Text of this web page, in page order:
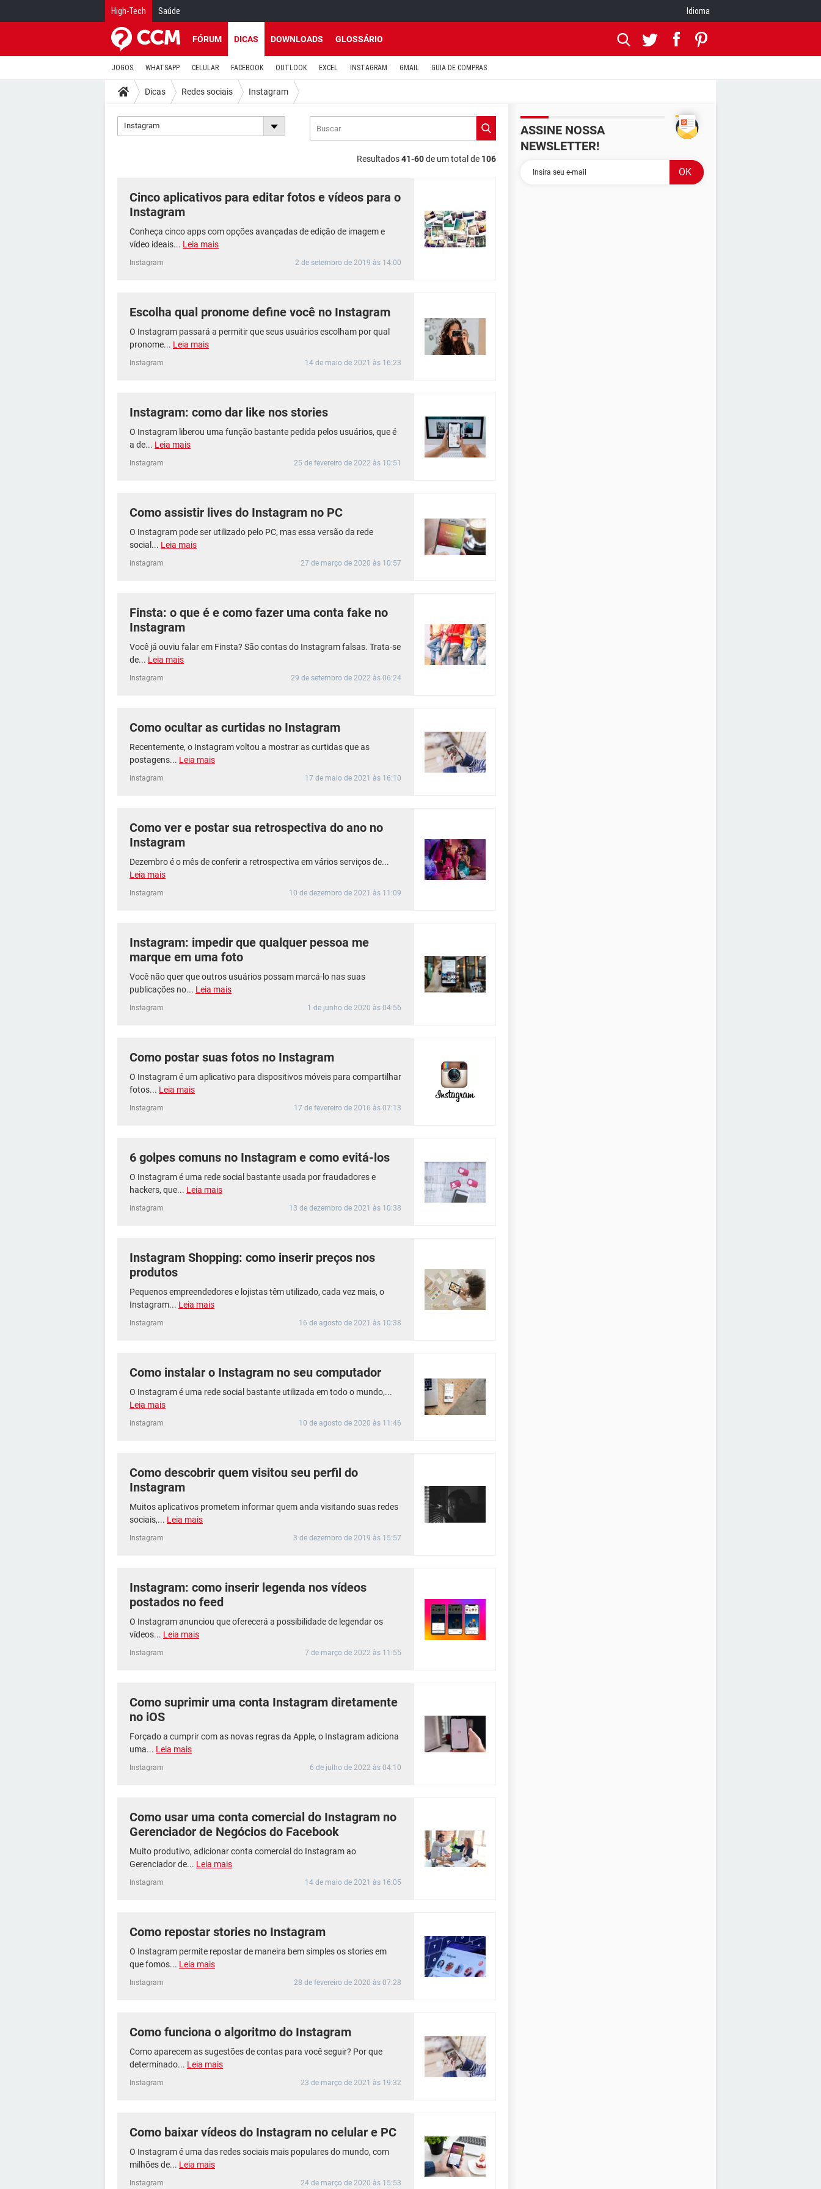
High-Tech Saúde Idioma
FÓRUM DICAS DOWNLOADS GLOSSÁRIO
JOGOS WHATSAPP CELULAR FACEBOOK OUTLOOK EXCEL INSTAGRAM GMAIL GUIA DE COMPRAS
Dicas Redes sociais Instagram
Instagram
Resultados41-60de um total de 106
Cinco aplicativos para editar fotos e vídeos para o
Instagram
Conheça cinco apps com opções avançadas de edição de imagem e
vídeo ideais... Leia mais
Instagram 2 de setembro de 2019 às 14:00
Escolha qual pronome define você no Instagram
O Instagram passará a permitir que seus usuários escolham por qual
pronome... Leia mais
Instagram 14 de maio de 2021 às 16:23
Instagram: como dar like nos stories
O Instagram liberou uma função bastante pedida pelos usuários, que é
a de... Leia mais
Instagram 25 de fevereiro de 2022 às 10:51
Como assistir lives do Instagram no PC
O Instagram pode ser utilizado pelo PC, mas essa versão da rede
social... Leia mais
Instagram 27 de março de 2020 às 10:57
Finsta: o que é e como fazer uma conta fake no
Instagram
Você já ouviu falar em Finsta? São contas do Instagram falsas. Trata-se
de... Leia mais
Instagram 29 de setembro de 2022 às 06:24
Como ocultar as curtidas no Instagram
Recentemente, o Instagram voltou a mostrar as curtidas que as
postagens... Leia mais
Instagram 17 de maio de 2021 às 16:10
Como ver e postar sua retrospectiva do ano no
Instagram
Dezembro é o mês de conferir a retrospectiva em vários serviços de...
Leia mais
Instagram 10 de dezembro de 2021 às 11:09
Instagram: impedir que qualquer pessoa me
marque em uma foto
Você não quer que outros usuários possam marcá-lo nas suas
publicações no... Leia mais
Instagram 1 de junho de 2020 às 04:56
Como postar suas fotos no Instagram
O Instagram é um aplicativo para dispositivos móveis para compartilhar
fotos... Leia mais
Instagram 17 de fevereiro de 2016 às 07:13
6 golpes comuns no Instagram e como evitá-los
O Instagram é uma rede social bastante usada por fraudadores e
hackers, que... Leia mais
Instagram 13 de dezembro de 2021 às 10:38
Instagram Shopping: como inserir preços nos
produtos
Pequenos empreendedores e lojistas têm utilizado, cada vez mais, o
Instagram... Leia mais
Instagram 16 de agosto de 2021 às 10:38
Como instalar o Instagram no seu computador
O Instagram é uma rede social bastante utilizada em todo o mundo,...
Leia mais
Instagram 10 de agosto de 2020 às 11:46
Como descobrir quem visitou seu perfil do
Instagram
Muitos aplicativos prometem informar quem anda visitando suas redes
sociais,... Leia mais
Instagram 3 de dezembro de 2019 às 15:57
Instagram: como inserir legenda nos vídeos
postados no feed
O Instagram anunciou que oferecerá a possibilidade de legendar os
vídeos... Leia mais
Instagram 7 de março de 2022 às 11:55
Como suprimir uma conta Instagram diretamente
no iOS
Forçado a cumprir com as novas regras da Apple, o Instagram adiciona
uma... Leia mais
Instagram 6 de julho de 2022 às 04:10
Como usar uma conta comercial do Instagram no
Gerenciador de Negócios do Facebook
Muito produtivo, adicionar conta comercial do Instagram ao
Gerenciador de... Leia mais
Instagram 14 de maio de 2021 às 16:05
Como repostar stories no Instagram
O Instagram permite repostar de maneira bem simples os stories em
que fomos... Leia mais
Instagram 28 de fevereiro de 2020 às 07:28
Como funciona o algoritmo do Instagram
Como aparecem as sugestões de contas para você seguir? Por que
determinado... Leia mais
Instagram 23 de março de 2021 às 19:32
Como baixar vídeos do Instagram no celular e PC
O Instagram é uma das redes sociais mais populares do mundo, com
milhões de... Leia mais
Instagram 24 de março de 2020 às 15:53
ASSINE NOSSA
NEWSLETTER!